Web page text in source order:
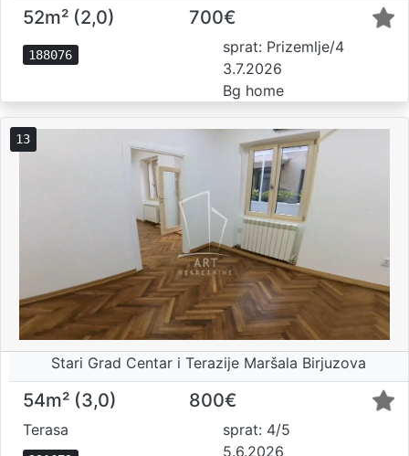
52m² (2,0) 700€
188076
sprat: Prizemlje/4
3.7.2026
Bg home
13
Stari Grad Centar i Terazije Maršala Birjuzova
54m² (3,0) 800€
Terasa
sprat: 4/5
5.6.2026